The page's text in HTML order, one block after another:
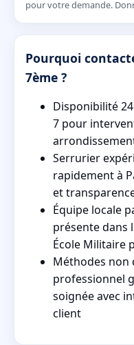
pour votre demande.
Pourquoi
7ème ?
Disponibilité
7 pour
Serrurier
rapidement à
et
Équipe locale
présente dans
École Militaire
Méthodes non
professionnel
soignée avec
client